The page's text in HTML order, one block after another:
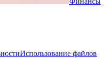
Использование файлов